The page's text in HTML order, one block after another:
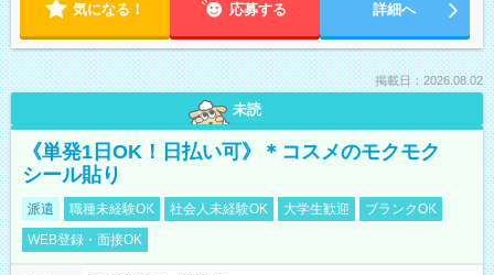
気になる！ 応募する 詳細へ
掲載日：2026.08.02
未読
《単発1日OK！日払い可》＊コスメのモクモク
シール貼り
派遣 職種未経験OK 社会人未経験OK 大学生歓迎
ブランクOK
WEB登録・面接OK